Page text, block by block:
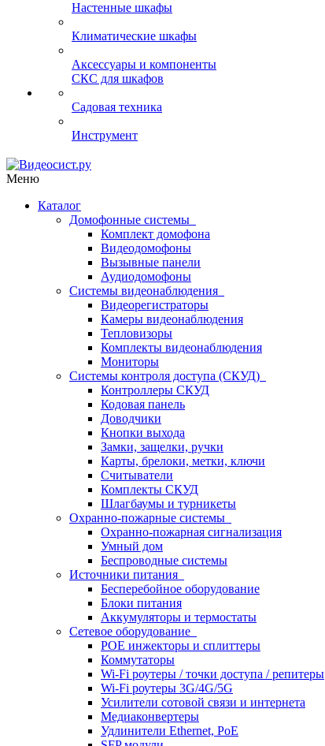
Настенные шкафы
Климатические шкафы
Аксессуары и компоненты
СКС для шкафов
Садовая техника
Инструмент
Меню
Каталог
Домофонные системы
Комплект домофона
Видеодомофоны
Вызывные панели
Аудиодомофоны
Системы видеонаблюдения
Видеорегистраторы
Камеры видеонаблюдения
Тепловизоры
Комплекты видеонаблюдения
Мониторы
Системы контроля доступа (СКУД)
Контроллеры СКУД
Кодовая панель
Доводчики
Кнопки выхода
Замки, защелки, ручки
Карты, брелоки, метки, ключи
Считыватели
Комплекты СКУД
Шлагбаумы и турникеты
Охранно-пожарные системы
Охранно-пожарная сигнализация
Умный дом
Беспроводные системы
Источники питания
Бесперебойное оборудование
Блоки питания
Аккумуляторы и термостаты
Сетевое оборудование
POE инжекторы и сплиттеры
Коммутаторы
Wi-Fi роутеры / точки доступа / репитеры
Wi-Fi роутеры 3G/4G/5G
Усилители сотовой связи и интернета
Медиаконвертеры
Удлинители Ethernet, PoE